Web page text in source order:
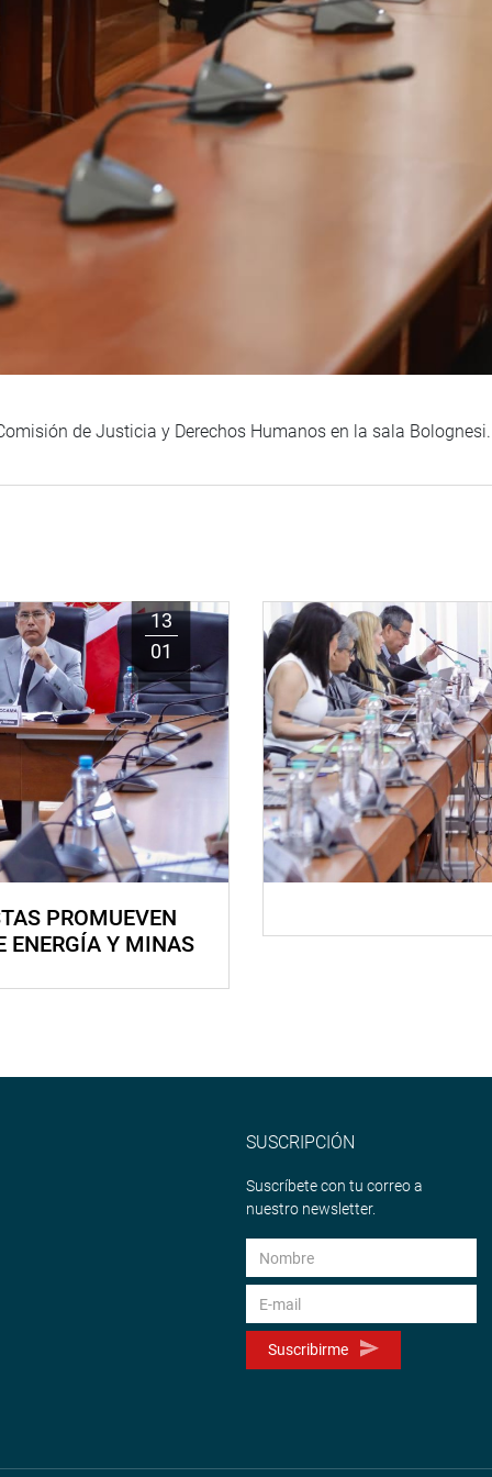
de Justicia y Derechos Humanos en la sala
13
01
PROMUEVEN
ENERGÍA Y MINAS
SUSCRIPCIÓN
Suscríbete con tu correo a
nuestro newsletter.
Suscribirme